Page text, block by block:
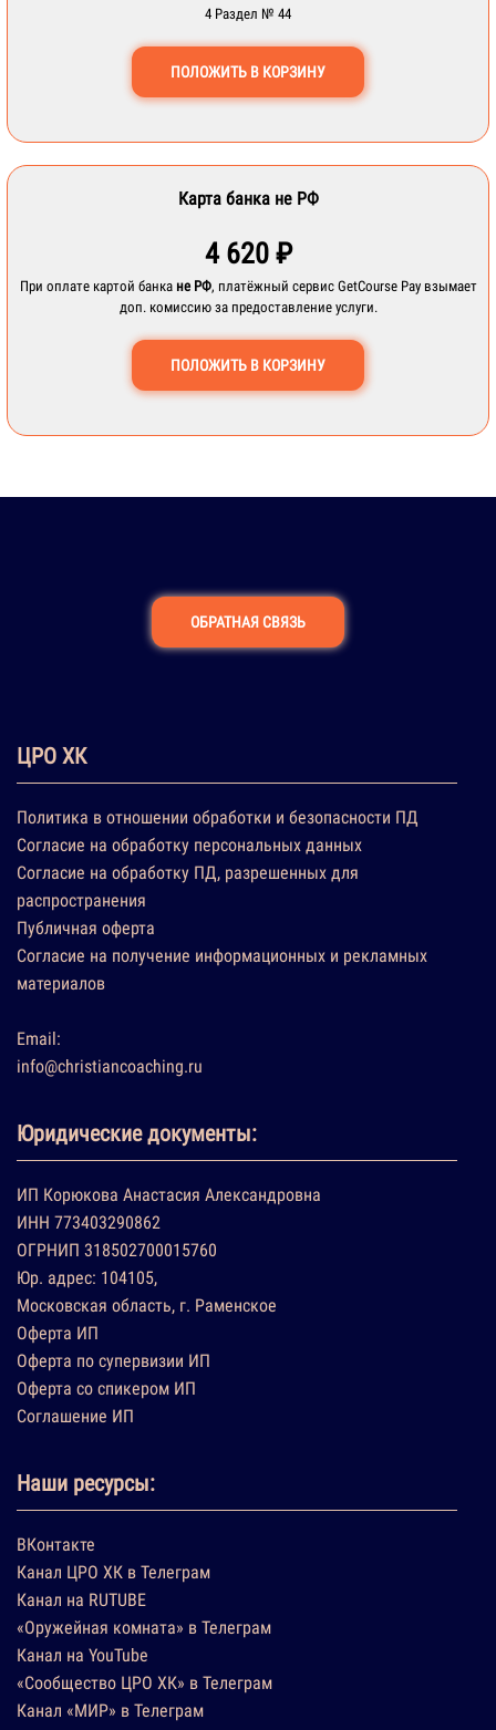
4 Раздел № 44
ПОЛОЖИТЬ В КОРЗИНУ
Карта банка не РФ
4 620 ₽
При оплате картой банка не РФ, платёжный сервис GetCourse Pay взымает
доп. комиссию за предоставление услуги.
ПОЛОЖИТЬ В КОРЗИНУ
ОБРАТНАЯ СВЯЗЬ
ЦРО ХК
Политика в отношении обработки и безопасности ПД
Согласие на обработку персональных данных
Согласие на обработку ПД, разрешенных для
распространения
Публичная оферта
Согласие на получение информационных и рекламных
материалов
Email:
info@christiancoaching.ru
Юридические документы:
ИП Корюкова Анастасия Александровна
ИНН 773403290862
ОГРНИП 318502700015760
Юр. адрес: 104105,
Московская область, г. Раменское
Оферта ИП
Оферта по супервизии ИП
Оферта со спикером ИП
Соглашение ИП
Наши ресурсы:
ВКонтакте
Канал ЦРО ХК в Телеграм
Канал на RUTUBE
«Оружейная комната» в Телеграм
Канал на YouTube
«Сообщество ЦРО ХК» в Телеграм
Канал «МИР» в Телеграм